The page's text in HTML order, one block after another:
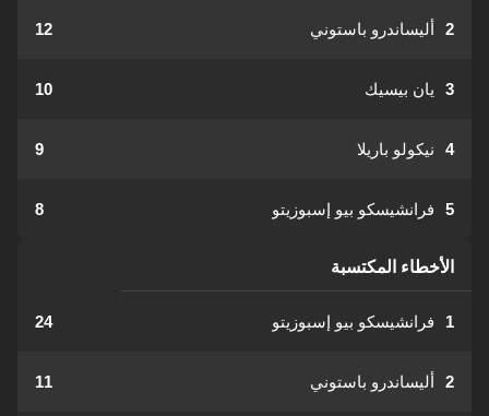
2 أليساندرو باستوني 12
3 يان بيسيك 10
4 نيكولو باريلا 9
5 فرانشيسكو بيو إسبوزيتو 8
الأخطاء المكتسبة
1 فرانشيسكو بيو إسبوزيتو 24
2 أليساندرو باستوني 11